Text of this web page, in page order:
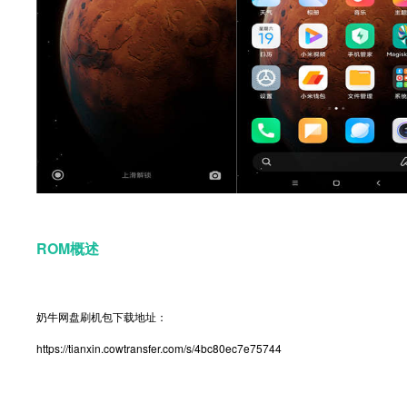
ROM概述
奶牛网盘刷机包下载地址：
https://tianxin.cowtransfer.com/s/4bc80ec7e75744